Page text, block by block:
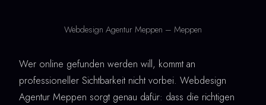
Webdesign Agentur Meppen – Meppen
Wer online gefunden werden will, kommt an
professioneller Sichtbarkeit nicht vorbei. Webdesign
Agentur Meppen sorgt genau dafür: dass die richtigen